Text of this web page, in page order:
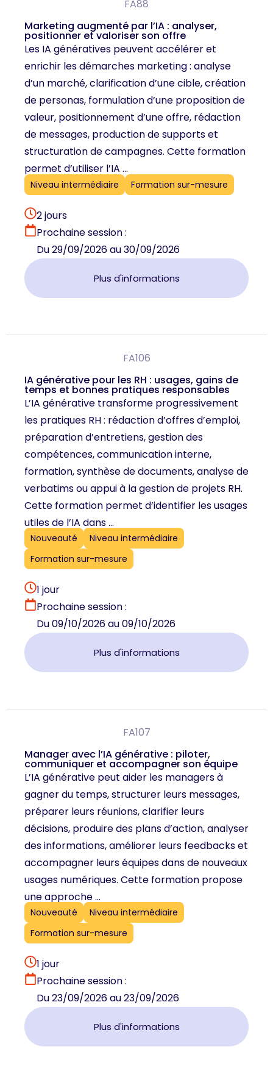
FA88
Marketing augmenté par l’IA : analyser,
positionner et valoriser son offre
Les IA génératives peuvent accélérer et
enrichir les démarches marketing : analyse
d’un marché, clarification d’une cible, création
de personas, formulation d’une proposition de
valeur, positionnement d’une offre, rédaction
de messages, production de supports et
structuration de campagnes. Cette formation
permet d’utiliser l’IA ...
Niveau intermédiaire Formation sur-mesure
2 jours
Prochaine session :
Du 29/09/2026 au 30/09/2026
Plus d'informations
FA106
IA générative pour les RH : usages, gains de
temps et bonnes pratiques responsables
L’IA générative transforme progressivement
les pratiques RH : rédaction d’offres d’emploi,
préparation d’entretiens, gestion des
compétences, communication interne,
formation, synthèse de documents, analyse de
verbatims ou appui à la gestion de projets RH.
Cette formation permet d’identifier les usages
utiles de l’IA dans ...
Nouveauté
Niveau intermédiaire
Formation sur-mesure
1 jour
Prochaine session :
Du 09/10/2026 au 09/10/2026
Plus d'informations
FA107
Manager avec l’IA générative : piloter,
communiquer et accompagner son équipe
L’IA générative peut aider les managers à
gagner du temps, structurer leurs messages,
préparer leurs réunions, clarifier leurs
décisions, produire des plans d’action, analyser
des informations, améliorer leurs feedbacks et
accompagner leurs équipes dans de nouveaux
usages numériques. Cette formation propose
une approche ...
Nouveauté
Niveau intermédiaire
Formation sur-mesure
1 jour
Prochaine session :
Du 23/09/2026 au 23/09/2026
Plus d'informations